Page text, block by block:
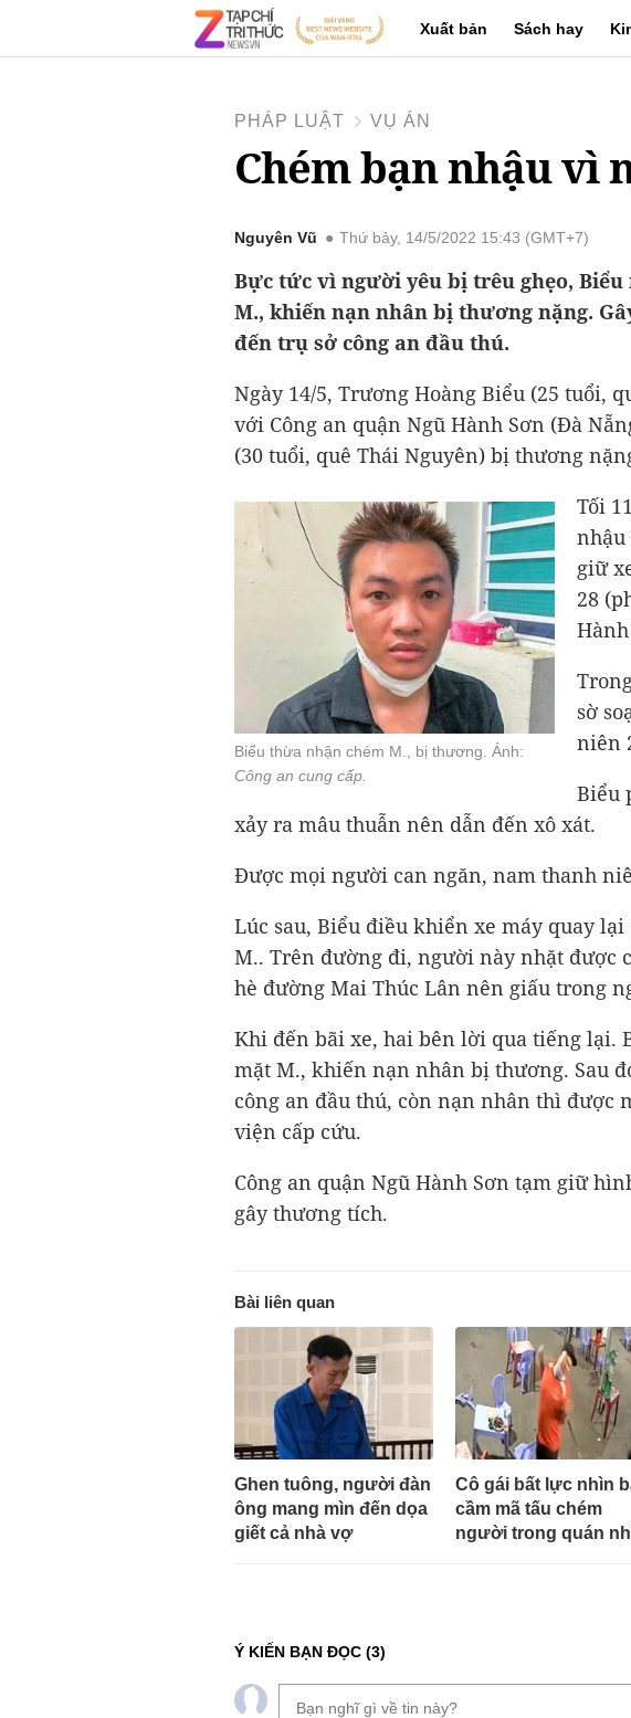
Xuất bản Sách hay
PHÁP LUẬT VỤ ÁN
Chém bạn nhậu vì
Nguyên Vũ Thứ bảy, 14/5/2022 15:43 (GMT+7)
Bực tức vì người yêu bị trêu ghẹo,
M., khiến nạn nhân bị thương nặng.
đến trụ sở công an đầu thú.
Ngày 14/5, Trương Hoàng Biểu (25 tuổi,
với Công an quận Ngũ Hành Sơn (Đà
(30 tuổi, quê Thái Nguyên) bị thương
Biểu thừa nhận chém M., bị thương. Ảnh:
Công an cung cấp.
Tối
giữ
28
sờ
niên
Biểu
xảy ra mâu thuẫn nên dẫn đến xô xát.
Được mọi người can ngăn, nam thanh
Lúc sau, Biểu điều khiển xe máy quay
M.. Trên đường đi, người này nhặt được
hè đường Mai Thúc Lân nên giấu trong
Khi đến bãi xe, hai bên lời qua tiếng lại.
mặt M., khiến nạn nhân bị thương. Sau
công an đầu thú, còn nạn nhân thì được
viện cấp cứu.
Công an quận Ngũ Hành Sơn tạm giữ
gây thương tích.
Bài liên quan
Ghen tuông, người đàn
ông mang mìn đến dọa
giết cả nhà vợ
Cô gái bất lực nhìn
cầm mã tấu chém
người trong quán
Ý KIẾN BẠN ĐỌC (3)